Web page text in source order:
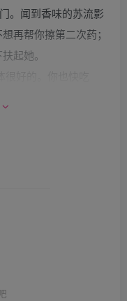
。闻到香味的苏流影
再帮你擦第二次药；
起她。